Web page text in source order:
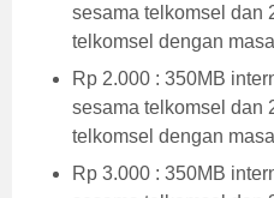
sesama telkomsel dan
telkomsel dengan
Rp 2.000 : 350MB
sesama telkomsel dan
telkomsel dengan
Rp 3.000 : 350MB